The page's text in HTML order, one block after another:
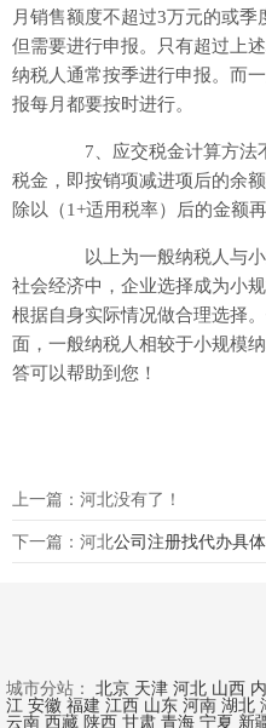
月销售额度不超过3万元的或季
但需要进行申报。只有超过上
纳税人通常按季进行申报。而
报每月都要按时进行。
7、应交税金计算方法
税金，即按销项减进项后的余
除以（1+适用税率）后的金额
以上为一般纳税人与小
社会经济中，企业选择成为小
根据自身实际情况做合理选择
面，一般纳税人相较于小规模
答可以帮助到您！
上一篇：河北没有了！
下一篇：河北公司注册找代办具
城市分站： 北京 天津 河北 山西
江 安徽 福建 江西 山东 河南 湖北
云南 西藏 陕西 甘肃 青海 宁夏 新